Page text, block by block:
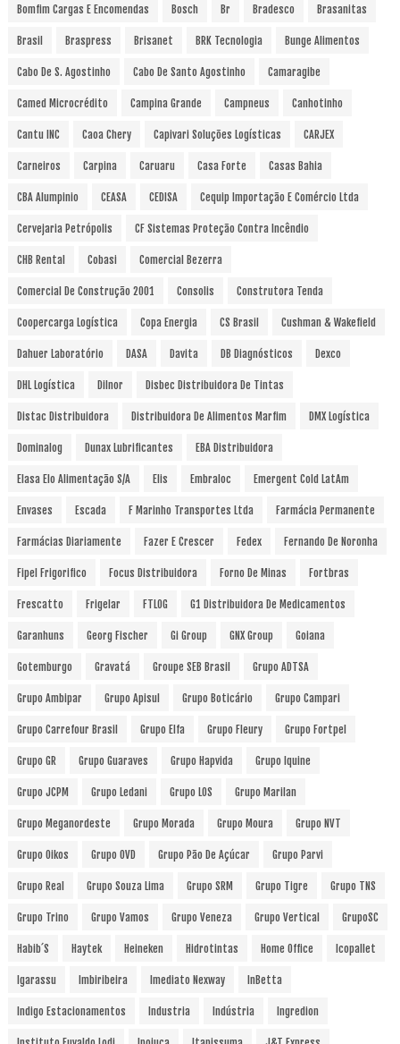
Bomfim Cargas E Encomendas Bosch Br Bradesco Brasanitas
Brasil Braspress Brisanet BRK Tecnologia Bunge Alimentos
Cabo De S. Agostinho Cabo De Santo Agostinho Camaragibe
Camed Microcrédito Campina Grande Campneus Canhotinho
Cantu INC Caoa Chery Capivari Soluções Logísticas CARJEX
Carneiros Carpina Caruaru Casa Forte Casas Bahia
CBA Alumpinio CEASA CEDISA Cequip Importação E Comércio Ltda
Cervejaria Petrópolis CF Sistemas Proteção Contra Incêndio
CHB Rental Cobasi Comercial Bezerra
Comercial De Construção 2001 Consolis Construtora Tenda
Coopercarga Logística Copa Energia CS Brasil Cushman & Wakefield
Dahuer Laboratório DASA Davita DB Diagnósticos Dexco
DHL Logística Dilnor Disbec Distribuidora De Tintas
Distac Distribuidora Distribuidora De Alimentos Marfim DMX Logística
Dominalog Dunax Lubrificantes EBA Distribuidora
Elasa Elo Alimentação S/A Elis Embraloc Emergent Cold LatAm
Envases Escada F Marinho Transportes Ltda Farmácia Permanente
Farmácias Diariamente Fazer E Crescer Fedex Fernando De Noronha
Fipel Frigorifico Focus Distribuidora Forno De Minas Fortbras
Frescatto Frigelar FTLOG G1 Distribuidora De Medicamentos
Garanhuns Georg Fischer Gi Group GNX Group Goiana
Gotemburgo Gravatá Groupe SEB Brasil Grupo ADTSA
Grupo Ambipar Grupo Apisul Grupo Boticário Grupo Campari
Grupo Carrefour Brasil Grupo Elfa Grupo Fleury Grupo Fortpel
Grupo GR Grupo Guaraves Grupo Hapvida Grupo Iquine
Grupo JCPM Grupo Ledani Grupo LOS Grupo Marilan
Grupo Meganordeste Grupo Morada Grupo Moura Grupo NVT
Grupo Oikos Grupo OVD Grupo Pão De Açúcar Grupo Parvi
Grupo Real Grupo Souza Lima Grupo SRM Grupo Tigre Grupo TNS
Grupo Trino Grupo Vamos Grupo Veneza Grupo Vertical GrupoSC
Habib´s Haytek Heineken Hidrotintas Home Office Icopallet
Igarassu Imbiribeira Imediato Nexway InBetta
Indigo Estacionamentos Industria Indústria Ingredion